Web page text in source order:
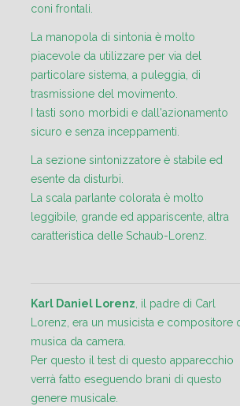
coni frontali.
La manopola di sintonia è molto
piacevole da utilizzare per via del
particolare sistema, a puleggia, di
trasmissione del movimento.
I tasti sono morbidi e dall'azionamento
sicuro e senza inceppamenti.
La sezione sintonizzatore è stabile ed
esente da disturbi.
La scala parlante colorata è molto
leggibile, grande ed appariscente, altra
caratteristica delle Schaub-Lorenz.
Karl Daniel Lorenz, il padre di Carl
Lorenz, era un musicista e compositore
musica da camera.
Per questo il test di questo apparecchio
verrà fatto eseguendo brani di questo
genere musicale.